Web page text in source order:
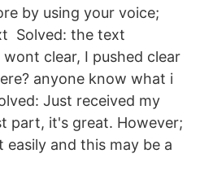
by using your voice;
Solved: the text
clear, I pushed clear
anyone know what i
Just received my
part, it's great. However;
and this may be a